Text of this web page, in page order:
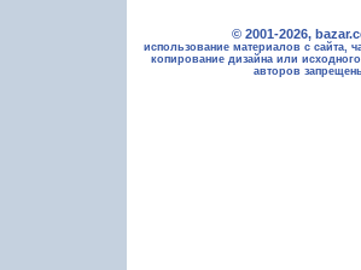
© 2001-2026,
использование материалов с сайта,
копирование дизайна или
авторов